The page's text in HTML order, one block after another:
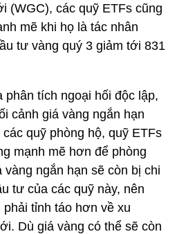
(WGC), các quỹ ETFs cũng
mẽ khi họ là tác nhân
tư vàng quý 3 giảm tới 831
phân tích ngoại hối độc lập,
cảnh giá vàng ngắn hạn
quỹ phòng hộ, quỹ ETFs
mạnh mẽ hơn để phòng
ngắn hạn sẽ còn bị chi
tư của các quỹ này, nên
tỉnh táo hơn về xu
Dù giá vàng có thể sẽ còn